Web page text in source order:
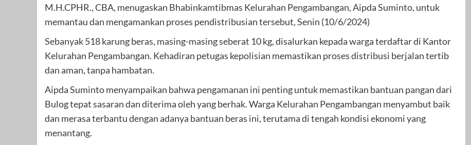
M.H.CPHR., CBA, menugaskan Bhabinkamtibmas Kelurahan Pengambangan, Aipda Suminto, untuk
memantau dan mengamankan proses pendistribusian tersebut, Senin (10/6/2024)
Sebanyak 518 karung beras, masing-masing seberat 10 kg, disalurkan kepada warga terdaftar di Kantor
Kelurahan Pengambangan. Kehadiran petugas kepolisian memastikan proses distribusi berjalan tertib
dan aman, tanpa hambatan.
Aipda Suminto menyampaikan bahwa pengamanan ini penting untuk memastikan bantuan pangan dari
Bulog tepat sasaran dan diterima oleh yang berhak. Warga Kelurahan Pengambangan menyambut baik
dan merasa terbantu dengan adanya bantuan beras ini, terutama di tengah kondisi ekonomi yang
menantang.